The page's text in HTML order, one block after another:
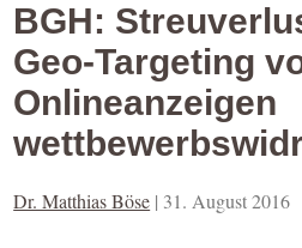
BGH:
Geo-Targeting
Onlineanzeigen
Dr. Matthias Böse | 31. August 2016